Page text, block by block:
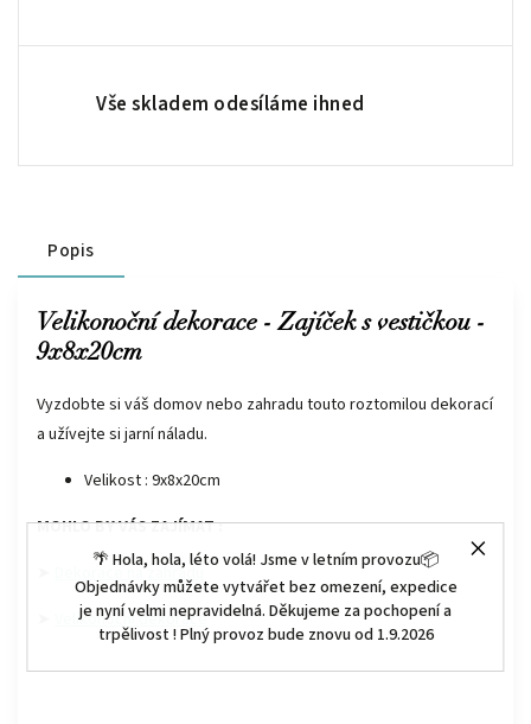
🌴 Hola, hola, léto volá! Jsme v letním provozu📦
Objednávky můžete vytvářet bez omezení, expedice
je nyní velmi nepravidelná. Děkujeme za pochopení a
trpělivost ! Plný provoz bude znovu od 1.9.2026
Vše skladem odesíláme ihned
Popis
Velikonoční dekorace - Zajíček s vestičkou -
9x8x20cm
Vyzdobte si váš domov nebo zahradu touto roztomilou dekorací
a užívejte si jarní náladu.
Velikost : 9x8x20cm
MOHLO BY VÁS ZAJÍMAT :
Dekorace na zahradu
Velikonoční dekorace